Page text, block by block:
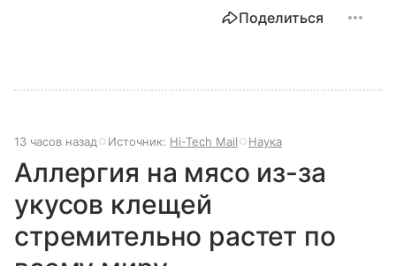
Поделиться
13 часов назад Источник: Hi-Tech Mail Наука
Аллергия на мясо из-за
укусов клещей
стремительно растет по